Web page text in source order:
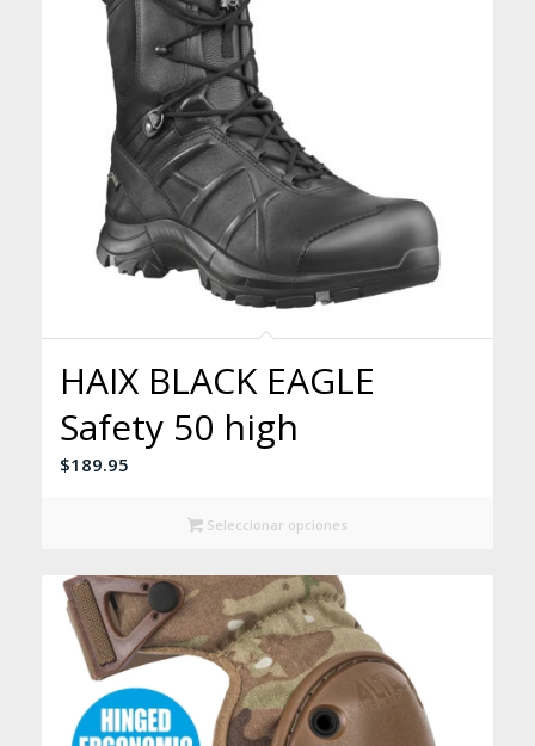
HAIX BLACK EAGLE
Safety 50 high
$189.95
Seleccionar opciones